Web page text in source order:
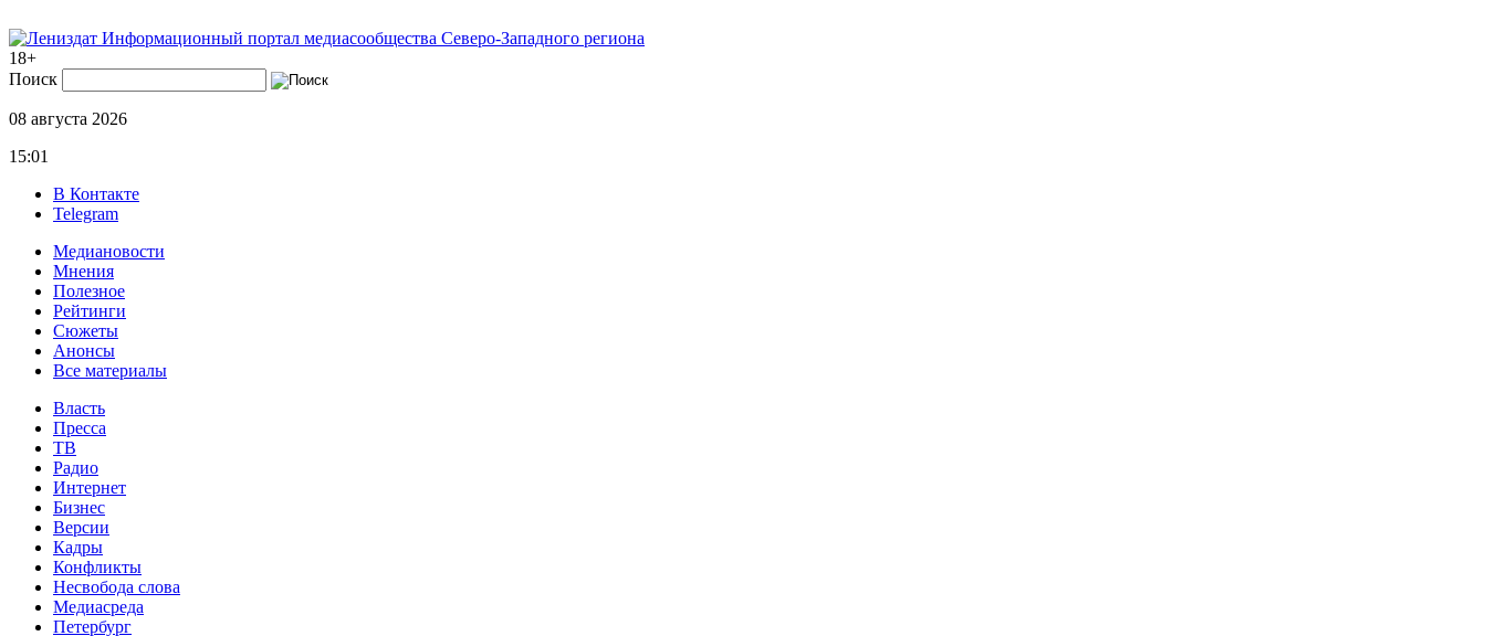
Информационный портал медиасообщества Северо-Западного региона
18+
Поиск
08 августа 2026
15:01
В Контакте
Telegram
Медиановости
Мнения
Полезное
Рейтинги
Сюжеты
Анонсы
Все материалы
Власть
Пресса
ТВ
Радио
Интернет
Бизнес
Версии
Кадры
Конфликты
Несвобода слова
Медиасреда
Петербург